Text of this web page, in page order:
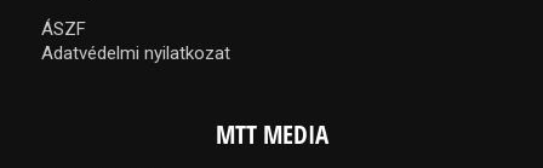
ÁSZF
Adatvédelmi nyilatkozat
MTT MEDIA